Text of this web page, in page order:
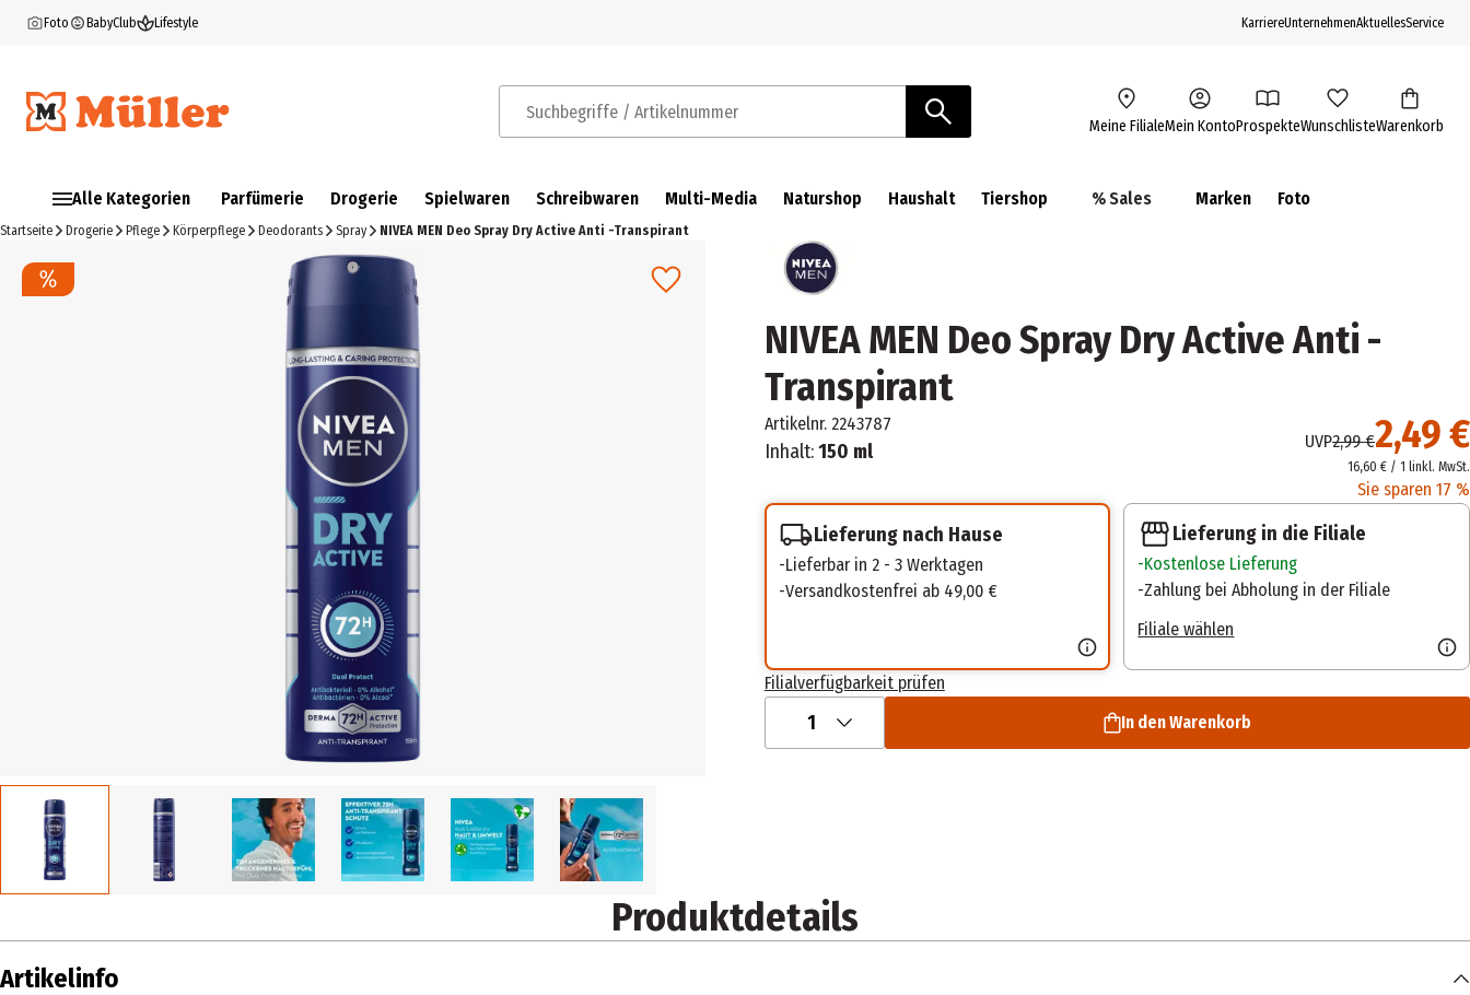
Foto BabyClub Lifestyle KarriereUnternehmenAktuellesService
Suchbegriffe / Artikelnummer Meine FilialeMein KontoProspekteWunschlisteWarenkorb
Alle Kategorien Parfümerie Drogerie Spielwaren Schreibwaren Multi-Media Naturshop Haushalt Tiershop % Sales Marken Foto
Startseite Drogerie Pflege Körperpflege Deodorants Spray NIVEA MEN Deo Spray Dry Active Anti -Transpirant
NIVEA MEN Deo Spray Dry Active Anti -
Transpirant
Artikelnr. 2243787
Inhalt:150 ml 2,49 €
UVP2,99 €
16,60 € / 1 linkl. MwSt.
Sie sparen 17 %
Lieferung nach Hause
Lieferbar in 2 - 3 Werktagen
Versandkostenfrei ab 49,00 €
Lieferung in die Filiale
Kostenlose Lieferung
Zahlung bei Abholung in der Filiale
Filiale wählen
Filialverfügbarkeit prüfen
1 In den Warenkorb
Produktdetails
Artikelinfo